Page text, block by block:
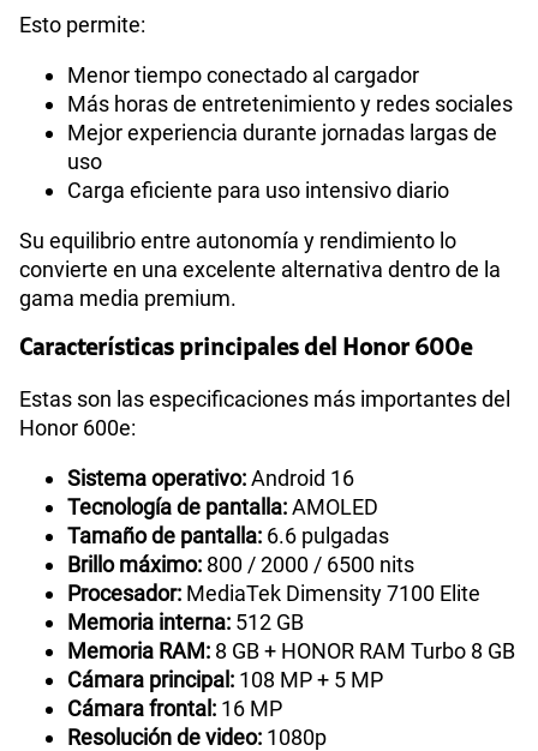
Esto permite:
Menor tiempo conectado al cargador
Más horas de entretenimiento y redes sociales
Mejor experiencia durante jornadas largas de
uso
Carga eficiente para uso intensivo diario
Su equilibrio entre autonomía y rendimiento lo
convierte en una excelente alternativa dentro de la
gama media premium.
Características principales del Honor 600e
Estas son las especificaciones más importantes del
Honor 600e:
Sistema operativo:Android 16
Tecnología de pantalla:AMOLED
Tamaño de pantalla: 6.6 pulgadas
Brillo máximo: 800 / 2000 / 6500 nits
Procesador: MediaTek Dimensity 7100 Elite
Memoria interna: 512 GB
Memoria RAM: 8 GB + HONOR RAM Turbo 8 GB
Cámara principal: 108 MP + 5 MP
Cámara frontal: 16 MP
Resolución de video: 1080p